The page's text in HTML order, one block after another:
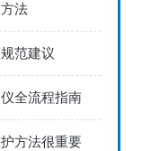
法
范建议
全流程指南
方法很重要